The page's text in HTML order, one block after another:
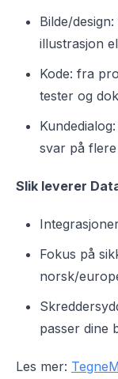
Bilde/
illustrasjon
Kode: fra
tester og
svar på
Slik leverer
Fokus på
norsk/
passer dine
Les mer: